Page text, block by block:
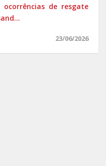
de resgate
23/06/2026